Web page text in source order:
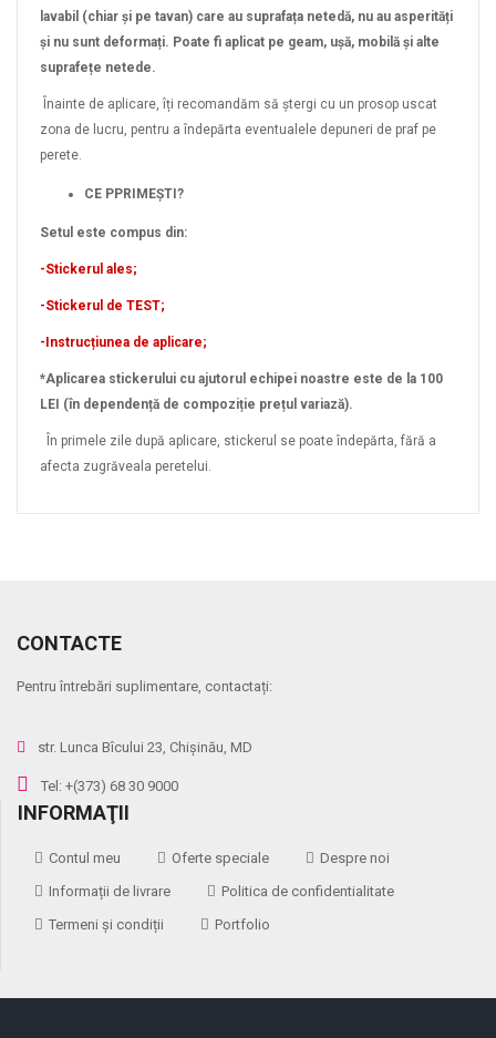
lavabil (chiar și pe tavan) care au suprafața netedă, nu au asperități
și nu sunt deformați. Poate fi aplicat pe geam, ușă, mobilă și alte
suprafețe netede.
Înainte de aplicare, îți recomandăm să ștergi cu un prosop uscat
zona de lucru, pentru a îndepărta eventualele depuneri de praf pe
perete.
CE PPRIMEȘTI?
Setul este compus din:
-Stickerul ales;
-Stickerul de TEST;
-Instrucțiunea de aplicare;
*Aplicarea stickerului cu ajutorul echipei noastre este de la 100
LEI (în dependență de compoziție prețul variază).
În primele zile după aplicare, stickerul se poate îndepărta, fără a
afecta zugrăveala peretelui.
CONTACTE
Pentru întrebări suplimentare, contactați:
str. Lunca Bîcului 23, Chișinău, MD
Tel: +(373) 68 30 9000
INFORMAŢII
Contul meu Oferte speciale
Despre noi
Informații de livrare
Politica de confidentialitate
Termeni și condiții
Portfolio